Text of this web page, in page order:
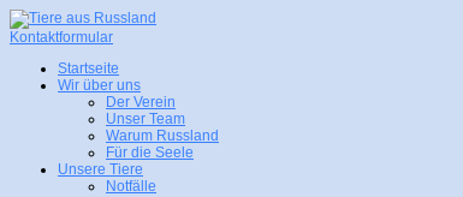
Kontaktformular
Startseite
Wir über uns
Der Verein
Unser Team
Warum Russland
Für die Seele
Unsere Tiere
Notfälle